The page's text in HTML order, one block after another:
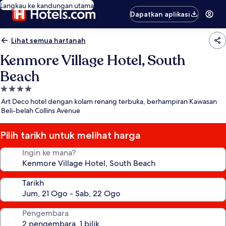
Langkau ke kandungan utama
Dapatkan aplikasi
Lihat semua hartanah
Kenmore Village Hotel, South
Beach
Hartanah
4.0
bintang
Art Deco hotel dengan kolam renang terbuka, berhampiran Kawasan
Beli-belah Collins Avenue
Pilih tarikh untuk melihat harga
Ingin ke mana?
Tarikh
Pengembara